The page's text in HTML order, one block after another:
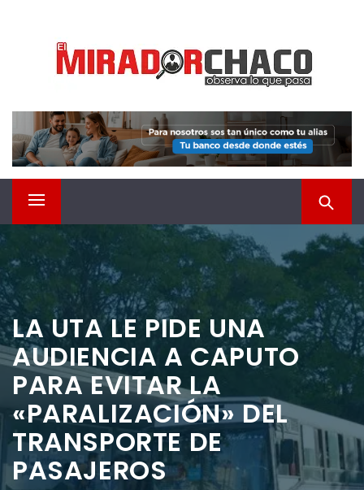
contenido
EL MIRADOR CHACO
Observá lo que pasa
Menú
principal
LA UTA LE PIDE UNA
AUDIENCIA A CAPUTO
PARA EVITAR LA
«PARALIZACIÓN» DEL
TRANSPORTE DE
PASAJEROS